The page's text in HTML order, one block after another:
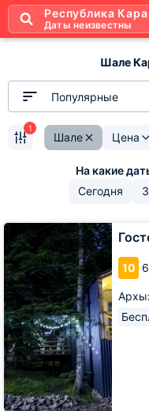
Республика
Даты неизвестны
Шале
Популярные
Шале Цена
1
Сегодня
10
Гостевой
дом
Архыз
у
Зухры